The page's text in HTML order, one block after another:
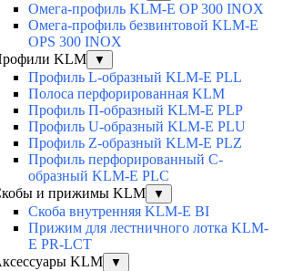
Омега-профиль KLM-E OP 300 INOX
Омега-профиль безвинтовой KLM-E
OPS 300 INOX
KLM
▼
Профиль L-образный KLM-E PLL
Полоса перфорированная KLM
Профиль П-образный KLM-E PLP
Профиль U-образный KLM-E PLU
Профиль Z-образный KLM-E PLZ
Профиль перфорированный C-
образный KLM-E PLC
и прижимы KLM
▼
Скоба внутренняя KLM-E BI
Прижим для лестничного лотка KLM-
E PR-LCT
KLM
▼